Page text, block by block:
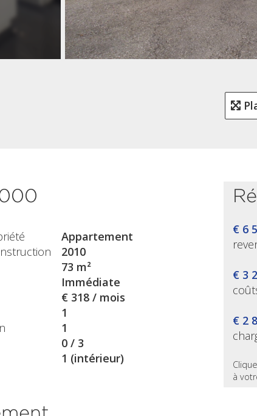
Appartement
2010
73 m²
Immédiate
€ 318 / mois
1
1
0 / 3
1 (intérieur)
€ 6
€ 3
€ 2
à